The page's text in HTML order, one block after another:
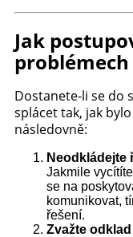
Jak
Dostanete-li se do
splácet tak, jak
následovně:
Neodkládejte
Jakmile
se na
komunikovat,
řešení.
Zvažte